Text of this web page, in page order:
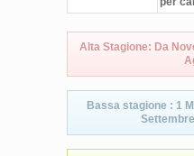
Alta Stagione: Da
Bassa stagione : 1